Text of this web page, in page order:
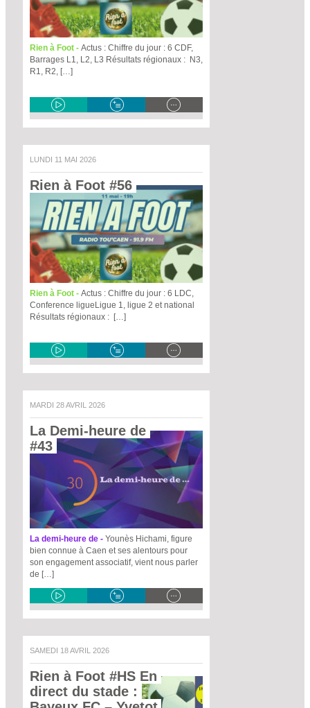
Rien à Foot - Actus : Chiffre du jour : 6 CDF,
Barrages L1, L2, L3 Résultats régionaux : N3,
R1, R2, […]
LUNDI 11 MAI 2026
Rien à Foot #56
Rien à Foot - Actus : Chiffre du jour : 6 LDC,
Conference ligueLigue 1, ligue 2 et national
Résultats régionaux : […]
MARDI 28 AVRIL 2026
La Demi-heure de
#43
La demi-heure de - Younès Hichami, figure
bien connue à Caen et ses alentours pour
son engagement associatif, vient nous parler
de […]
SAMEDI 18 AVRIL 2026
Rien à Foot #HS En
direct du stade :